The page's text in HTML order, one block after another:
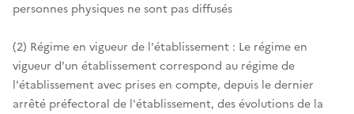
personnes physiques ne sont pas diffusés
(2) Régime en vigueur de l'établissement : Le régime en
vigueur d'un établissement correspond au régime de
l'établissement avec prises en compte, depuis le dernier
arrêté préfectoral de l'établissement, des évolutions de la